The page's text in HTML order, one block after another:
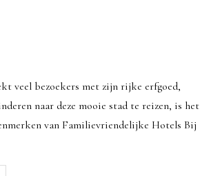
veel bezoekers met zijn rijke erfgoed,
naar deze mooie stad te reizen, is het
van Familievriendelijke Hotels Bij